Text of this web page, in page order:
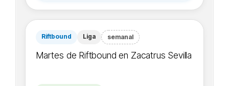
Riftbound Liga semanal
Martes de Riftbound en Zacatrus Sevilla